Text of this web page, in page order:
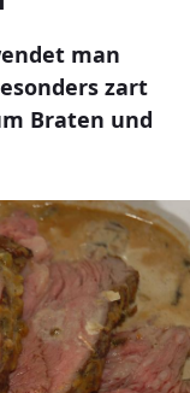
man
zart
Braten und